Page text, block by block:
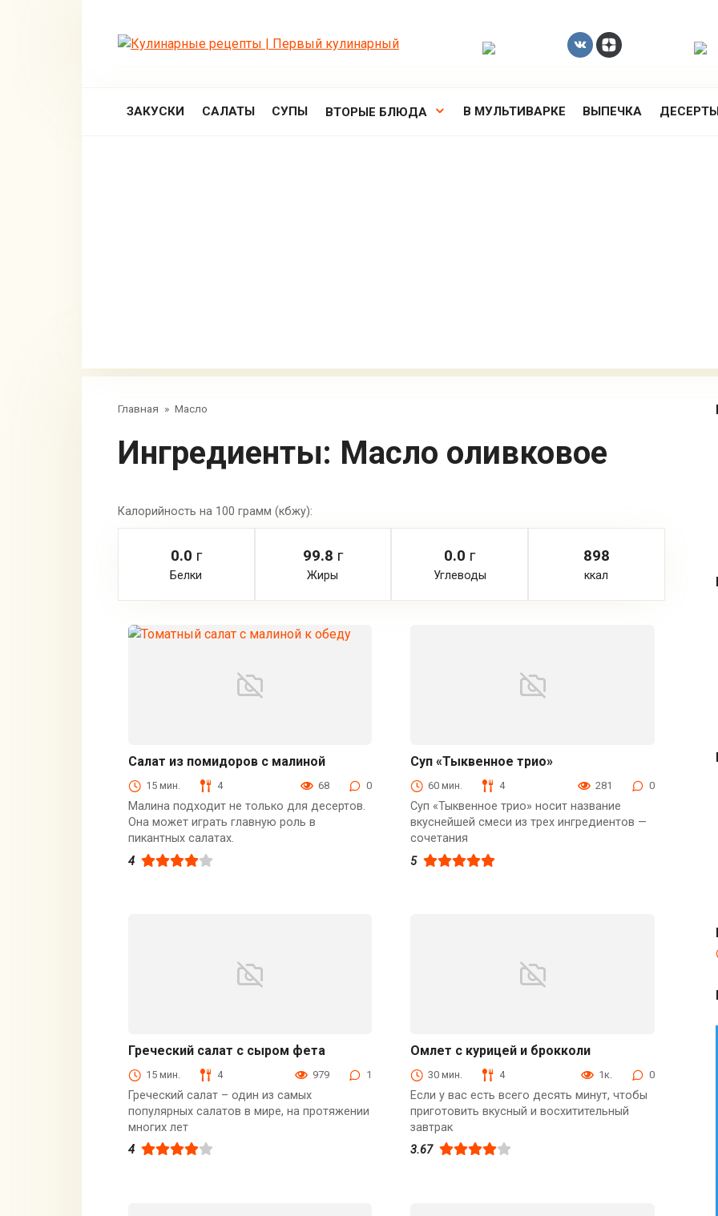
ЗАКУСКИ САЛАТЫ СУПЫ ВТОРЫЕ БЛЮДА В МУЛЬТИВАРКЕ ВЫПЕЧКА
Главная » Масло
Ингредиенты: Масло оливковое
Калорийность на 100 грамм (кбжу):
0.0 г
Белки
99.8 г
Жиры
0.0 г
Углеводы
898
ккал
Салат из помидоров с малиной
15 мин. 4 68 0
Малина подходит не только для десертов.
Она может играть главную роль в
пикантных салатах.
4
Суп «Тыквенное трио»
60 мин. 4 281 0
Суп «Тыквенное трио» носит название
вкуснейшей смеси из трех ингредиентов —
сочетания
5
Греческий салат с сыром фета
15 мин. 4 979 1
Греческий салат – один из самых
популярных салатов в мире, на протяжении
многих лет
4
Омлет с курицей и брокколи
30 мин. 4 1к. 0
Если у вас есть всего десять минут, чтобы
приготовить вкусный и восхитительный
завтрак
3.67